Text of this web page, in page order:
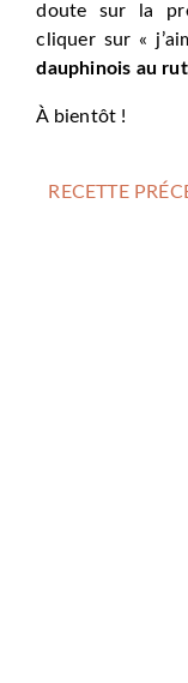
doute sur la
cliquer sur «
dauphinois au
À bientôt !
RECETTE